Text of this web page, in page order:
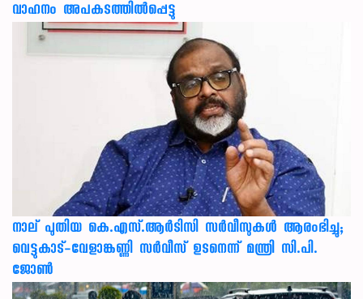
വാഹനം അപകടത്തിൽപ്പെട്ടു
നാല് പുതിയ കെ.എസ്.ആർടിസി സർവീസുകൾ ആരംഭിച്ചു;
വെട്ടുകാട്-വേളാങ്കണ്ണി സർവീസ് ഉടനെന്ന് മന്ത്രി സി.പി.
ജോൺ